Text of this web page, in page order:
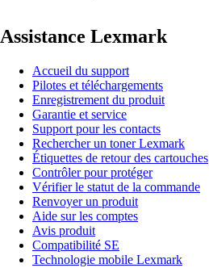
Assistance Lexmark
Accueil du support
Pilotes et téléchargements
Enregistrement du produit
Garantie et service
Support pour les contacts
Rechercher un toner Lexmark
Étiquettes de retour des cartouches
Contrôler pour protéger
Vérifier le statut de la commande
Renvoyer un produit
Aide sur les comptes
Avis produit
Compatibilité SE
Technologie mobile Lexmark